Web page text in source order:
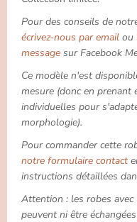
Pour des conseils de
écrivez-nous par email ou
message sur Facebook
Ce modèle n'est
mesure (donc en prenant
individuelles pour
morphologie).
Pour commander cette
notre formulaire contact
instructions détaillées
Attention : les robes
peuvent ni être